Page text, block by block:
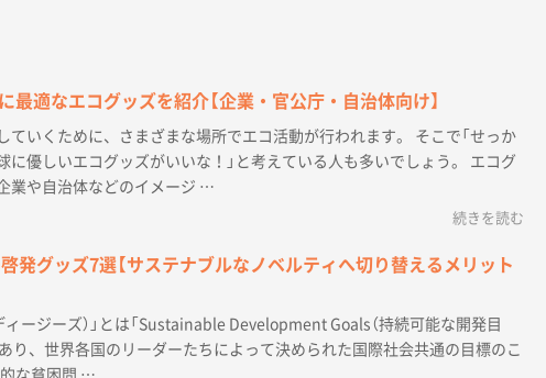
最適なエコグッズを紹介【企業・官公庁・自治体向け】
ていくために、さまざまな場所でエコ活動が行われます。 そこで「せっか
に優しいエコグッズがいいな！」と考えている人も多いでしょう。 エコグ
業や自治体などのイメージ …
続きを読む
発グッズ7選【サステナブルなノベルティへ切り替えるメリット
ィージーズ）」とは「Sustainable Development Goals（持続可能な開発目
あり、世界各国のリーダーたちによって決められた国際社会共通の目標のこ